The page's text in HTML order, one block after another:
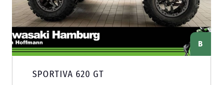
B
SPORTIVA 620 GT